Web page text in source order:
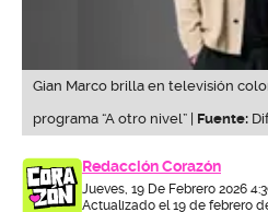
Gian Marco brilla en televisión
programa “A otro nivel” | Fuente:
Redacción Corazón
Jueves, 19 De Febrero 2026
Actualizado el 19 de febrero